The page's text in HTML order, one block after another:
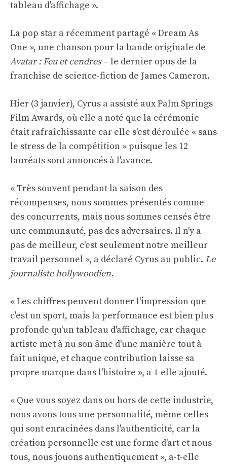
tableau d'affichage ».
La pop star a récemment partagé « Dream As
One », une chanson pour la bande originale de
Avatar : Feu et cendres– le dernier opus de la
franchise de science-fiction de James Cameron.
Hier (3 janvier), Cyrus a assisté aux Palm Springs
Film Awards, où elle a noté que la cérémonie
était rafraîchissante car elle s'est déroulée « sans
le stress de la compétition » puisque les 12
lauréats sont annoncés à l'avance.
« Très souvent pendant la saison des
récompenses, nous sommes présentés comme
des concurrents, mais nous sommes censés être
une communauté, pas des adversaires. Il n'y a
pas de meilleur, c'est seulement notre meilleur
travail personnel », a déclaré Cyrus au public. Le
journaliste hollywoodien.
« Les chiffres peuvent donner l'impression que
c'est un sport, mais la performance est bien plus
profonde qu'un tableau d'affichage, car chaque
artiste met à nu son âme d'une manière tout à
fait unique, et chaque contribution laisse sa
propre marque dans l'histoire », a-t-elle ajouté.
« Que vous soyez dans ou hors de cette industrie,
nous avons tous une personnalité, même celles
qui sont enracinées dans l'authenticité, car la
création personnelle est une forme d'art et nous
tous, nous jouons authentiquement », a-t-elle